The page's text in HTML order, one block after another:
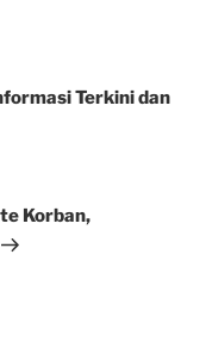
Terkini dan
Korban,